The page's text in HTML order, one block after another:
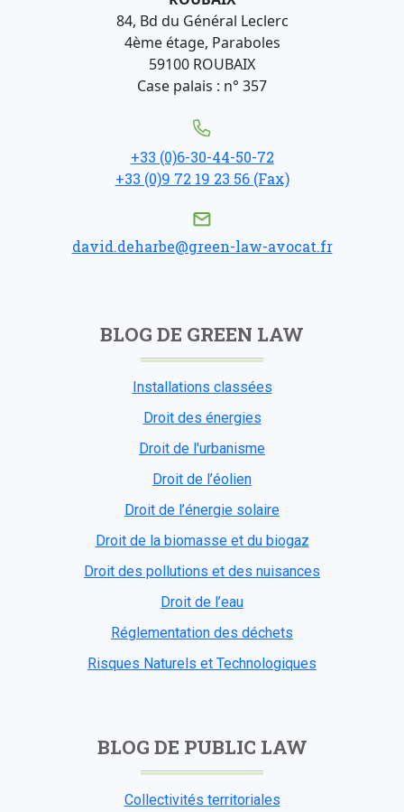
84, Bd du Général Leclerc
4ème étage, Paraboles
59100 ROUBAIX
Case palais : n° 357
+33 (0)6-30-44-50-72
+33 (0)9 72 19 23 56 (Fax)
david.deharbe@green-law-avocat.fr
BLOG DE GREEN LAW
Installations classées
Droit des énergies
Droit de l'urbanisme
Droit de l’éolien
Droit de l’énergie solaire
Droit de la biomasse et du biogaz
Droit des pollutions et des nuisances
Droit de l’eau
Réglementation des déchets
Risques Naturels et Technologiques
BLOG DE PUBLIC LAW
Collectivités territoriales